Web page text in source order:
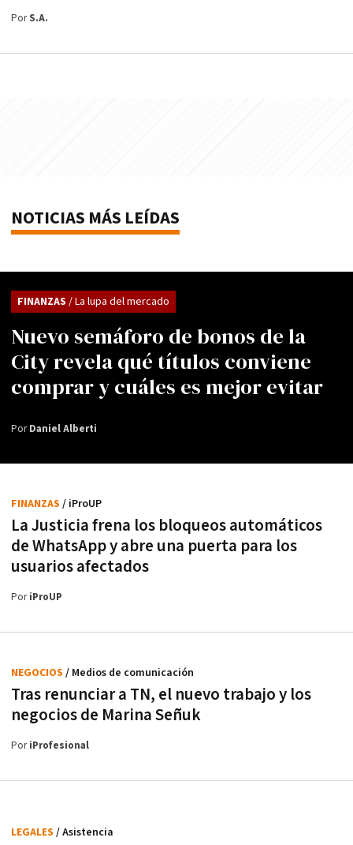
PorS.A.
NOTICIAS MÁS LEÍDAS
Nuevo semáforo de bonos de la
City revela qué títulos conviene
comprar y cuáles es mejor evitar
FINANZAS / La lupa del mercado
PorDaniel Alberti
La Justicia frena los bloqueos automáticos
de WhatsApp y abre una puerta para los
usuarios afectados
FINANZAS / iProUP
PoriProUP
Tras renunciar a TN, el nuevo trabajo y los
negocios de Marina Señuk
NEGOCIOS / Medios de comunicación
PoriProfesional
LEGALES / Asistencia